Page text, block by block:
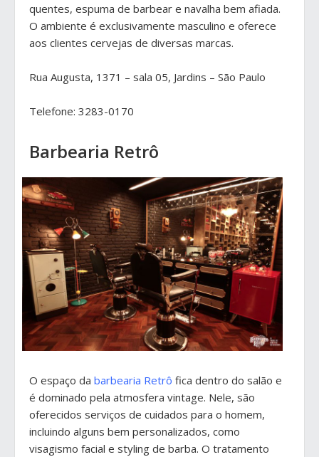
quentes, espuma de barbear e navalha bem afiada.
O ambiente é exclusivamente masculino e oferece
aos clientes cervejas de diversas marcas.
Rua Augusta, 1371 – sala 05, Jardins – São Paulo
Telefone: 3283-0170
Barbearia Retrô
O espaço da barbearia Retrô fica dentro do salão e
é dominado pela atmosfera vintage. Nele, são
oferecidos serviços de cuidados para o homem,
incluindo alguns bem personalizados, como
visagismo facial e styling de barba. O tratamento